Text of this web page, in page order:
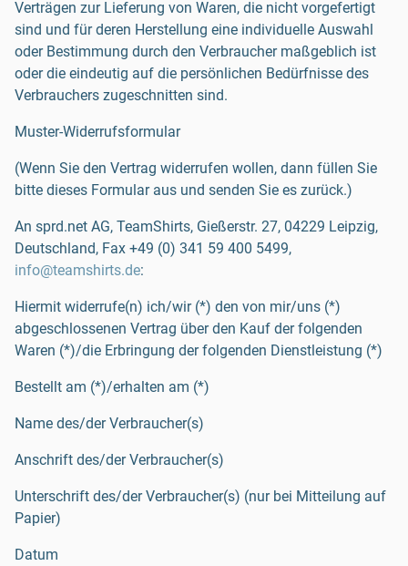
Verträgen zur Lieferung von Waren, die nicht vorgefertigt
sind und für deren Herstellung eine individuelle Auswahl
oder Bestimmung durch den Verbraucher maßgeblich ist
oder die eindeutig auf die persönlichen Bedürfnisse des
Verbrauchers zugeschnitten sind.
Muster-Widerrufsformular
(Wenn Sie den Vertrag widerrufen wollen, dann füllen Sie
bitte dieses Formular aus und senden Sie es zurück.)
An sprd.net AG, TeamShirts, Gießerstr. 27, 04229 Leipzig,
Deutschland, Fax +49 (0) 341 59 400 5499,
info@teamshirts.de:
Hiermit widerrufe(n) ich/wir (*) den von mir/uns (*)
abgeschlossenen Vertrag über den Kauf der folgenden
Waren (*)/die Erbringung der folgenden Dienstleistung (*)
Bestellt am (*)/erhalten am (*)
Name des/der Verbraucher(s)
Anschrift des/der Verbraucher(s)
Unterschrift des/der Verbraucher(s) (nur bei Mitteilung auf
Papier)
Datum